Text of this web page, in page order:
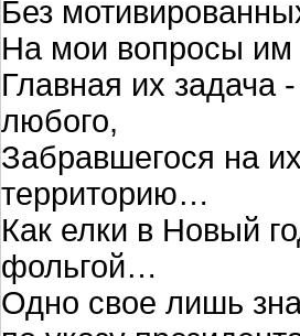
Без
На мои вопросы
Главная их задача
любого,
Забравшегося на
территорию…
Как елки в Новый
фольгой…
Одно свое лишь